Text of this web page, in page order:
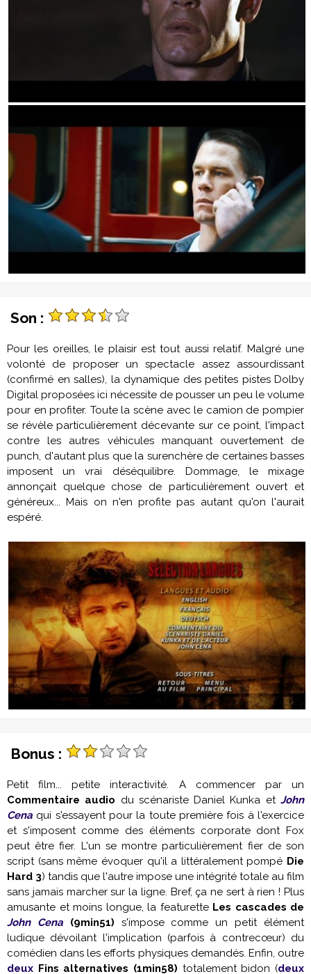
Son :
Pour les oreilles, le plaisir est tout aussi relatif. Malgré une
volonté de proposer un spectacle assez assourdissant
(confirmé en salles), la dynamique des petites pistes Dolby
Digital proposées ici nécessite de pousser un peu le volume
pour en profiter. Toute la scène avec le camion de pompier
se révèle particulièrement décevante sur ce point, l'impact
contre les autres véhicules manquant ouvertement de
punch, d'autant plus que la surenchère de certaines basses
imposent un vrai déséquilibre. Dommage, le mixage
annonçait quelque chose de particulièrement ouvert et
généreux... Mais on n'en profite pas autant qu'on l'aurait
espéré.
Bonus :
Petit film... petite interactivité. A commencer par un
Commentaire audio du scénariste Daniel Kunka etJohn
Cena qui s'essayent pour la toute première fois à l'exercice
et s'imposent comme des éléments corporate dont Fox
peut être fier. L'un se montre particulièrement fier de son
script (sans même évoquer qu'il a littéralement pompé Die
Hard 3) tandis que l'autre impose une intégrité totale au film
sans jamais marcher sur la ligne. Bref, ça ne sert à rien ! Plus
amusante et moins longue, la featurette Les cascades de
John Cena(9min51) s'impose comme un petit élément
ludique dévoilant l'implication (parfois à contrecœur) du
comédien dans les efforts physiques demandés. Enfin, outre
deux Fins alternatives (1min58) totalement bidon (deux